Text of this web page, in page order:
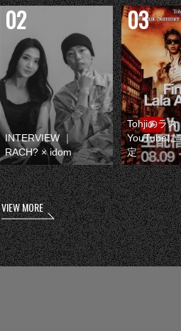
INTERVIEW ｜
RACH? × idom
Tohjiのラス
YouTubeに
定
VIEW MORE